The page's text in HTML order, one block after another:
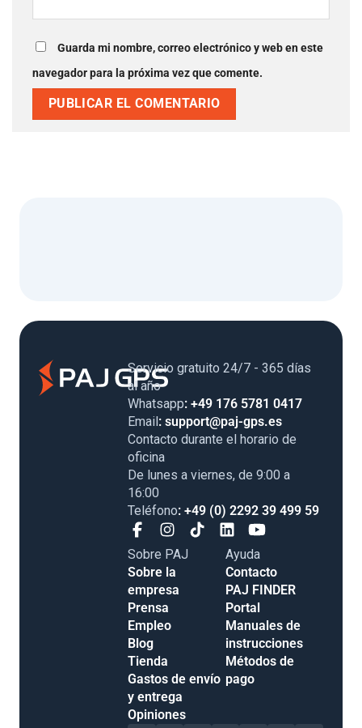
Guarda mi nombre, correo electrónico y web en este
navegador para la próxima vez que comente.
Servicio gratuito 24/7 - 365 días
al año
Whatsapp: +49 176 5781 0417
Email: support@paj-gps.es
Contacto durante el horario de
oficina
De lunes a viernes, de 9:00 a
16:00
Teléfono: +49 (0) 2292 39 499 59
Sobre PAJ
Sobre la
empresa
Prensa
Empleo
Blog
Tienda
Gastos de envío
y entrega
Opiniones
Ayuda
Contacto
PAJ FINDER
Portal
Manuales de
instrucciones
Métodos de
pago